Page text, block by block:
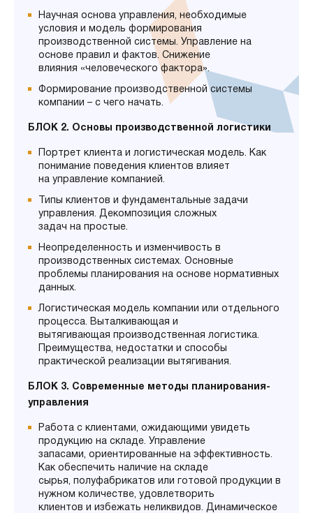
Научная основа управления, необходимые
условия и модель формирования
производственной системы. Управление на
основе правил и фактов. Снижение
влияния «человеческого фактора».
Формирование производственной системы
компании – с чего начать.
БЛОК 2. Основы производственной логистики
Портрет клиента и логистическая модель. Как
понимание поведения клиентов влияет
на управление компанией.
Типы клиентов и фундаментальные задачи
управления. Декомпозиция сложных
задач на простые.
Неопределенность и изменчивость в
производственных системах. Основные
проблемы планирования на основе нормативных
данных.
Логистическая модель компании или отдельного
процесса. Выталкивающая и
вытягивающая производственная логистика.
Преимущества, недостатки и способы
практической реализации вытягивания.
БЛОК 3. Современные методы планирования-
управления
Работа с клиентами, ожидающими увидеть
продукцию на складе. Управление
запасами, ориентированные на эффективность.
Как обеспечить наличие на складе
сырья, полуфабрикатов или готовой продукции в
нужном количестве, удовлетворить
клиентов и избежать неликвидов. Динамическое